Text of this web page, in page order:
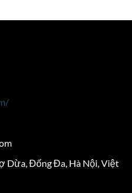
Dừa, Đống Đa, Hà Nội, Việt